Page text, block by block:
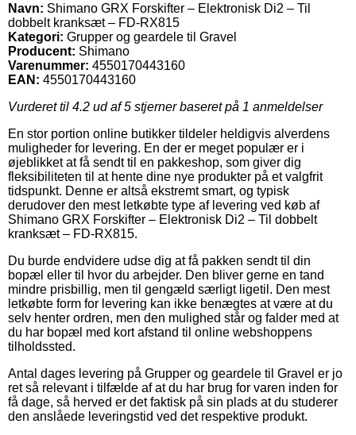
Navn: Shimano GRX Forskifter – Elektronisk Di2 – Til
dobbelt kranksæt – FD-RX815
Kategori: Grupper og geardele til Gravel
Producent: Shimano
Varenummer: 4550170443160
EAN: 4550170443160
Vurderet til 4.2 ud af 5 stjerner baseret på 1 anmeldelser
En stor portion online butikker tildeler heldigvis alverdens
muligheder for levering. En der er meget populær er i
øjeblikket at få sendt til en pakkeshop, som giver dig
fleksibiliteten til at hente dine nye produkter på et valgfrit
tidspunkt. Denne er altså ekstremt smart, og typisk
derudover den mest letkøbte type af levering ved køb af
Shimano GRX Forskifter – Elektronisk Di2 – Til dobbelt
kranksæt – FD-RX815.
Du burde endvidere udse dig at få pakken sendt til din
bopæl eller til hvor du arbejder. Den bliver gerne en tand
mindre prisbillig, men til gengæld særligt ligetil. Den mest
letkøbte form for levering kan ikke benægtes at være at du
selv henter ordren, men den mulighed står og falder med at
du har bopæl med kort afstand til online webshoppens
tilholdssted.
Antal dages levering på Grupper og geardele til Gravel er jo
ret så relevant i tilfælde af at du har brug for varen inden for
få dage, så herved er det faktisk på sin plads at du studerer
den anslåede leveringstid ved det respektive produkt.